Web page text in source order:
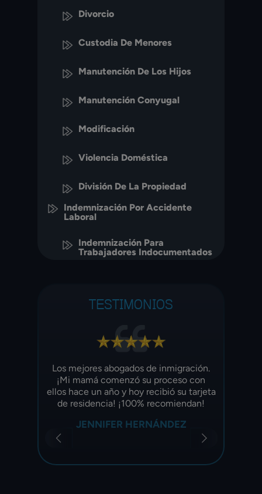
Divorcio
Custodia De Menores
Manutención De Los Hijos
Manutención Conyugal
Modificación
Violencia Doméstica
División De La Propiedad
Indemnización Por Accidente
Laboral
Indemnización Para
Trabajadores Indocumentados
TESTIMONIOS
Los mejores abogados de inmigración.
¡Mi mamá comenzó su proceso con
ellos hace un año y hoy recibió su tarjeta
de residencia! ¡100% recomiendan!
JENNIFER HERNÁNDEZ